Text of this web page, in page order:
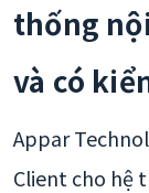
thống
và có
Appar
Client cho hệ